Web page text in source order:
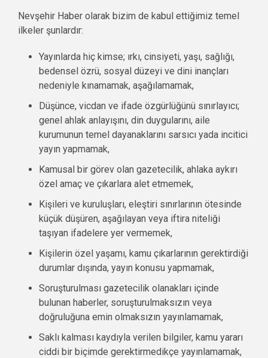
Nevşehir Haber olarak bizim de kabul ettiğimiz temel
ilkeler şunlardır:
Yayınlarda hiç kimse; ırkı, cinsiyeti, yaşı, sağlığı,
bedensel özrü, sosyal düzeyi ve dini inançları
nedeniyle kınamamak, aşağılamamak,
Düşünce, vicdan ve ifade özgürlüğünü sınırlayıcı;
genel ahlak anlayışını, din duygularını, aile
kurumunun temel dayanaklarını sarsıcı yada incitici
yayın yapmamak,
Kamusal bir görev olan gazetecilik, ahlaka aykırı
özel amaç ve çıkarlara alet etmemek,
Kişileri ve kuruluşları, eleştiri sınırlarının ötesinde
küçük düşüren, aşağılayan veya iftira niteliği
taşıyan ifadelere yer vermemek,
Kişilerin özel yaşamı, kamu çıkarlarının gerektirdiği
durumlar dışında, yayın konusu yapmamak,
Soruşturulması gazetecilik olanakları içinde
bulunan haberler, soruşturulmaksızın veya
doğruluğuna emin olmaksızın yayınlamamak,
Saklı kalması kaydıyla verilen bilgiler, kamu yararı
ciddi bir biçimde gerektirmedikçe yayınlamamak,